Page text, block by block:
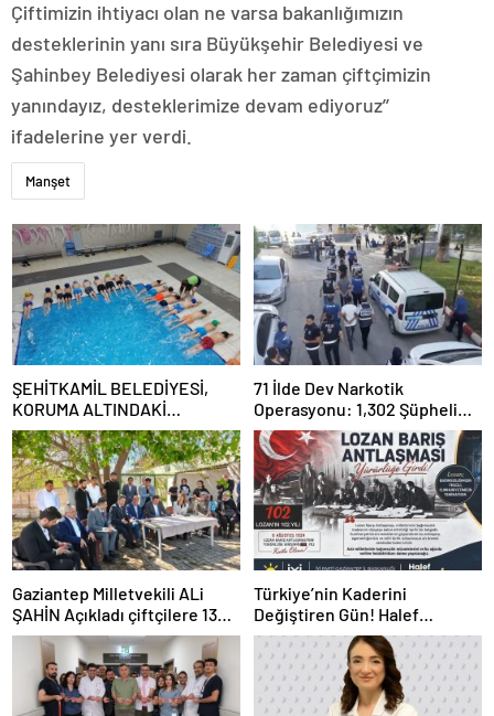
Çiftimizin ihtiyacı olan ne varsa bakanlığımızın
desteklerinin yanı sıra Büyükşehir Belediyesi ve
Şahinbey Belediyesi olarak her zaman çiftçimizin
yanındayız, desteklerimize devam ediyoruz’’
ifadelerine yer verdi.
Manşet
ŞEHİTKAMİL BELEDİYESİ,
KORUMA ALTINDAKİ
ÇOCUKLARI SPORLA
BULUŞTURUYOR
71 İlde Dev Narkotik
Operasyonu: 1,302 Şüpheli
Yakalandı, 844 Tutuklama
Gaziantep Milletvekili ALi
ŞAHİN Açıkladı çiftçilere 132
Milyon TL acil destek!
Türkiye’nin Kaderini
Değiştiren Gün! Halef
Bilgiç’ten Lozan’ın Yıl
Dönümünde Anlamlı Mesaj!